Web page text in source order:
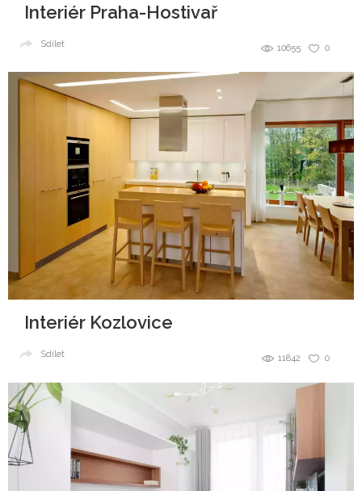
Interiér Praha-Hostivař
0
10655
Sdílet
Interiér Kozlovice
0
11842
Sdílet